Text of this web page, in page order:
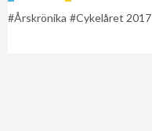
Årskrönika Cykelåret 2017